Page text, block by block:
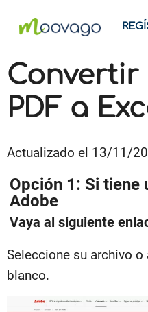
Convertir
PDF a
Actualizado el 13/11/
Opción 1: Si tiene
Adobe
Vaya al siguiente
Seleccione su archivo
blanco.